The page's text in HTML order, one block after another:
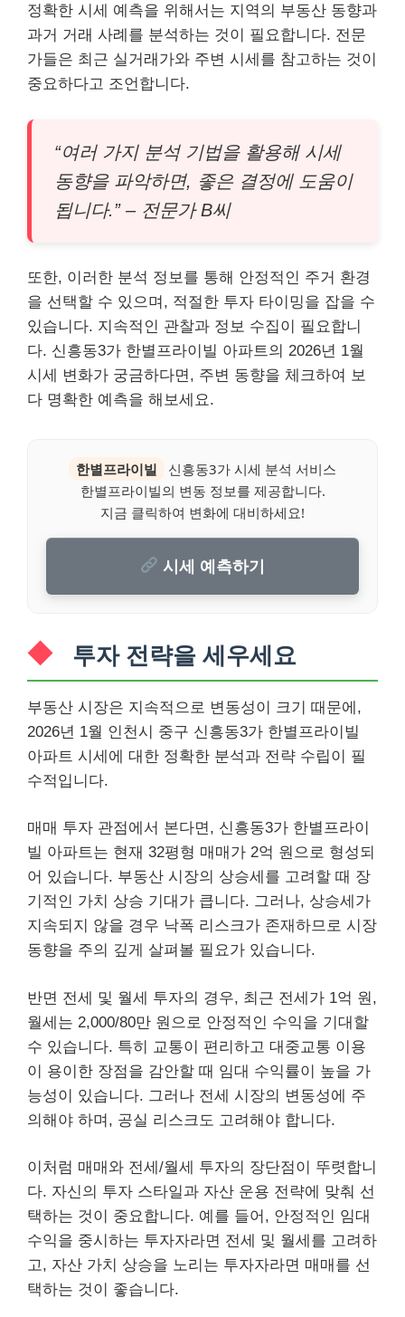
정확한 시세 예측을 위해서는 지역의 부동산 동향과
과거 거래 사례를 분석하는 것이 필요합니다. 전문
가들은 최근 실거래가와 주변 시세를 참고하는 것이
중요하다고 조언합니다.
“여러 가지 분석 기법을 활용해 시세
동향을 파악하면, 좋은 결정에 도움이
됩니다.” – 전문가 B씨
또한, 이러한 분석 정보를 통해 안정적인 주거 환경
을 선택할 수 있으며, 적절한 투자 타이밍을 잡을 수
있습니다. 지속적인 관찰과 정보 수집이 필요합니
다. 신흥동3가 한별프라이빌 아파트의 2026년 1월
시세 변화가 궁금하다면, 주변 동향을 체크하여 보
다 명확한 예측을 해보세요.
한별프라이빌
신흥동3가 시세 분석 서비스
한별프라이빌의 변동 정보를 제공합니다.
지금 클릭하여 변화에 대비하세요!
시세 예측하기
투자 전략을 세우세요
부동산 시장은 지속적으로 변동성이 크기 때문에,
2026년 1월 인천시 중구 신흥동3가 한별프라이빌
아파트 시세에 대한 정확한 분석과 전략 수립이 필
수적입니다.
매매 투자 관점에서 본다면, 신흥동3가 한별프라이
빌 아파트는 현재 32평형 매매가 2억 원으로 형성되
어 있습니다. 부동산 시장의 상승세를 고려할 때 장
기적인 가치 상승 기대가 큽니다. 그러나, 상승세가
지속되지 않을 경우 낙폭 리스크가 존재하므로 시장
동향을 주의 깊게 살펴볼 필요가 있습니다.
반면 전세 및 월세 투자의 경우, 최근 전세가 1억 원,
월세는 2,000/80만 원으로 안정적인 수익을 기대할
수 있습니다. 특히 교통이 편리하고 대중교통 이용
이 용이한 장점을 감안할 때 임대 수익률이 높을 가
능성이 있습니다. 그러나 전세 시장의 변동성에 주
의해야 하며, 공실 리스크도 고려해야 합니다.
이처럼 매매와 전세/월세 투자의 장단점이 뚜렷합니
다. 자신의 투자 스타일과 자산 운용 전략에 맞춰 선
택하는 것이 중요합니다. 예를 들어, 안정적인 임대
수익을 중시하는 투자자라면 전세 및 월세를 고려하
고, 자산 가치 상승을 노리는 투자자라면 매매를 선
택하는 것이 좋습니다.